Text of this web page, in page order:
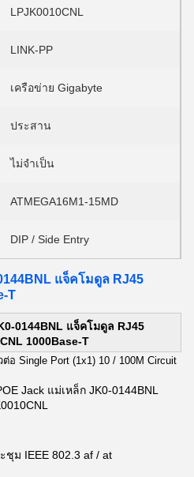
LPJK0010CNL
LINK-PP
เครือข่าย Gigabyte
ประสาน
ไม่จำเป็น
ATMEGA16M1-15MD
DIP / Side Entry
แจ็คโมดูล RJ45
T
0144BNL แจ็คโมดูล RJ45
1000Base-T
Single Port (1x1) 10 / 100M Circuit
Jack แม่เหล็ก JK0-0144BNL
ชุม IEEE 802.3 af / at